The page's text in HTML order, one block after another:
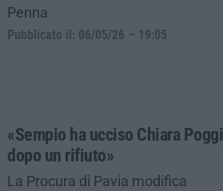
Penna
Pubblicato il: 06/05/26 – 19:05
«Sempio ha ucciso Chiara Poggi
dopo un rifiuto»
La Procura di Pavia modifica